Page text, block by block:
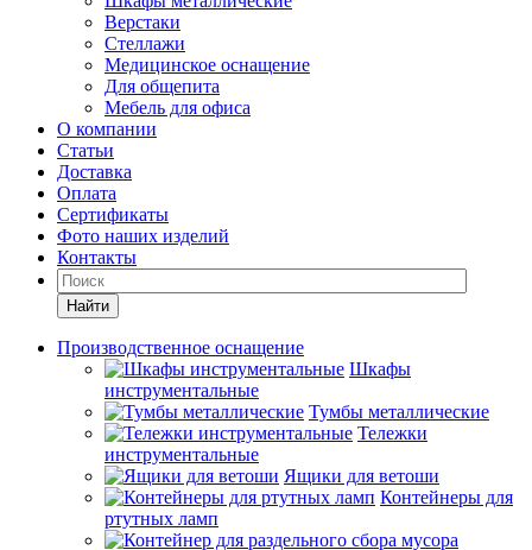
Верстаки
Стеллажи
Медицинское оснащение
Для общепита
Мебель для офиса
О компании
Статьи
Доставка
Оплата
Сертификаты
Фото наших изделий
Контакты
Найти
Производственное оснащение
Шкафы
инструментальные
Тумбы металлические
Тележки
инструментальные
Ящики для ветоши
Контейнеры для
ртутных ламп